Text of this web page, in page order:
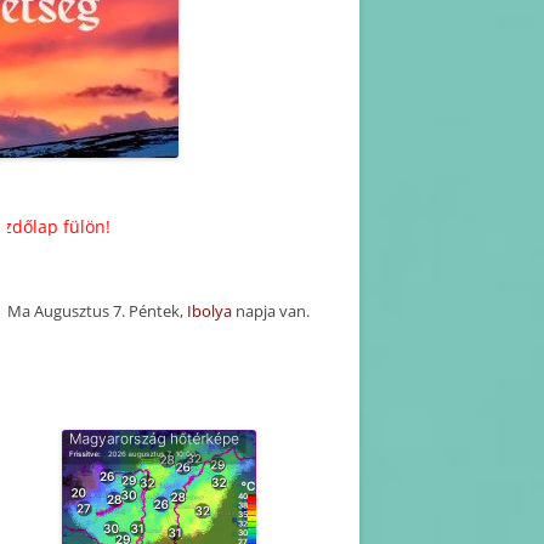
KORÁBBI HAVI PROGRAM
TERVEZETEK(2025-2016)
KORÁBBI PROGRAMOK-
BEJEGYZÉSEK
Ma Augusztus 7. Péntek, Ibolya napja van.